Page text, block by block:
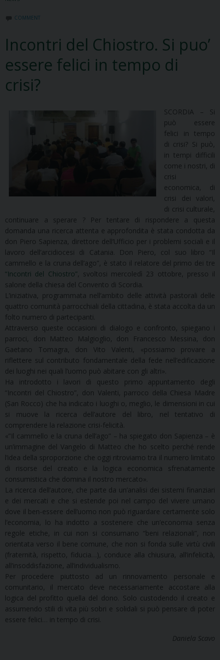
COMMENT
Incontri del Chiostro. Si puo’
essere felici in tempo di
crisi?
SCORDIA – Si
può essere
felici in tempo
di crisi? Si può,
in tempi difficili
come i nostri, di
crisi
economica, di
crisi dei valori,
di crisi culturale,
continuare a sperare ? Per tentare di rispondere a questa
domanda una ricerca attenta e approfondita è stata condotta da
don Piero Sapienza, direttore dell’Ufficio per i problemi sociali e il
lavoro dell’arcidiocesi di Catania. Don Piero, col suo libro “Il
cammello e la cruna dell’ago”, è stato il relatore del primo dei tre
“Incontri del Chiostro”, svoltosi mercoledì 23 ottobre, presso il
salone della chiesa del Convento di Scordia.
L’iniziativa, programmata nell’ambito delle attività pastorali delle
quattro comunità parrocchiali della cittadina, è stata accolta da un
folto numero di partecipanti.
Attraverso queste occasioni di dialogo e confronto, spiegano i
parroci, don Matteo Malgioglio, don Francesco Messina, don
Gaetano Tomagra, don Vito Valenti, «possiamo provare a
riflettere sul contributo fondamentale della fede nell’edificazione
dei luoghi nei quali l’uomo può abitare con gli altri».
Ha introdotto i lavori di questo primo appuntamento degli
“Incontri del Chiostro”, don Valenti, parroco della Chiesa Madre
(San Rocco) che ha indicato i luoghi o, meglio, le dimensioni in cui
si muove la ricerca dell’autore del libro, nel tentativo di
comprendere la relazione crisi-felicità.
«”Il cammello e la cruna dell’ago” – ha spiegato don Sapienza – è
un’immagine del Vangelo di Matteo che ho scelto perché rende
l’idea della sproporzione che oggi ritroviamo tra il numero limitato
di risorse del creato e la logica economica sfrenatamente
consumistica che domina il nostro mercato».
La ricerca dell’autore, che parte da un’analisi dei sistemi finanziari
e dei mercati e che si estende poi nel campo del vivere umano
dove il ben-essere dell’uomo non può riguardare certamente solo
l’economia, lo ha indotto a sostenere che un’economia senza
regole etiche, in cui non si consumano “beni relazionali”, non
orientata verso il bene comune, che non si fonda sulle virtù civili
(fraternità, rispetto, fiducia…), conduce alla chiusura, all’infelicità,
all’insoddisfazione, all’individualismo.
Per procedere piuttosto ad un rinnovamento personale e
comunitario, il mercato deve necessariamente accostare alla
logica del profitto quella del dono. Solo custodendo il creato e
assumendo stili di vita più sobri e solidali si può pensare di poter
essere felici… in tempo di crisi.
Daniela Scavo